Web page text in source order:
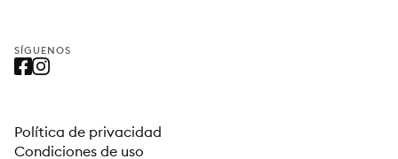
SÍGUENOS
Política de privacidad
Condiciones de uso